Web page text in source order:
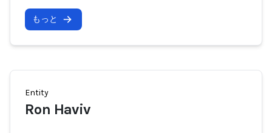
もっと
Entity
Ron Haviv